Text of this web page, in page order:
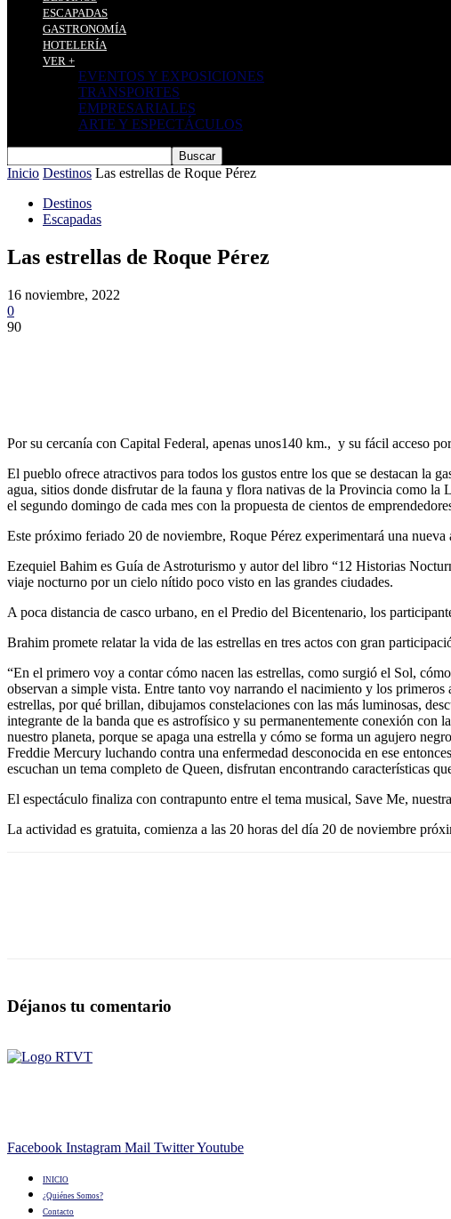
ESCAPADAS
GASTRONOMÍA
HOTELERÍA
VER +
EVENTOS Y EXPOSICIONES
TRANSPORTES
EMPRESARIALES
ARTE Y ESPECTÁCULOS
Inicio Destinos Las estrellas de Roque Pérez
Destinos
Escapadas
Las estrellas de Roque Pérez
16 noviembre, 2022
0
90
Por su cercanía con Capital Federal, apenas unos140 km., y su fácil acceso
El pueblo ofrece atractivos para todos los gustos entre los que se destacan la
agua, sitios donde disfrutar de la fauna y flora nativas de la Provincia como
el segundo domingo de cada mes con la propuesta de cientos de
Este próximo feriado 20 de noviembre, Roque Pérez experimentará una
Ezequiel Bahim es Guía de Astroturismo y autor del libro “12 Historias
viaje nocturno por un cielo nítido poco visto en las grandes ciudades.
A poca distancia de casco urbano, en el Predio del Bicentenario, los
Brahim promete relatar la vida de las estrellas en tres actos con gran
“En el primero voy a contar cómo nacen las estrellas, como surgió el Sol,
observan a simple vista. Entre tanto voy narrando el nacimiento y los
estrellas, por qué brillan, dibujamos constelaciones con las más luminosas,
integrante de la banda que es astrofísico y su permanentemente conexión con
nuestro planeta, porque se apaga una estrella y cómo se forma un agujero
Freddie Mercury luchando contra una enfermedad desconocida en ese
escuchan un tema completo de Queen, disfrutan encontrando características
El espectáculo finaliza con contrapunto entre el tema musical, Save Me,
La actividad es gratuita, comienza a las 20 horas del día 20 de noviembre
Déjanos tu comentario
Facebook Instagram Mail TwitterYoutube
INICIO
¿Quiénes Somos?
Contacto